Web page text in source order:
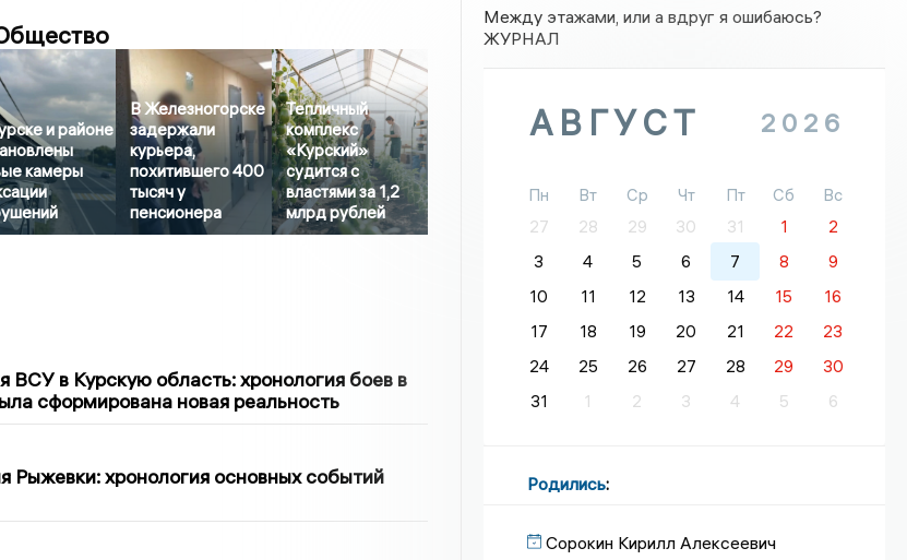
и районе
камеры
В Железногорске
задержали
курьера,
похитившего 400
тысяч у
пенсионера
Тепличный
комплекс
«Курский»
судится с
властями за 1,2
млрд рублей
ВСУ в Курскую область: хронология боев в
сформирована новая реальность
Рыжевки: хронология основных событий
Между этажами, или а вдруг я ошибаюсь?
ЖУРНАЛ
АВГУСТ 2026
Пн Вт Ср Чт Пт Сб
Вс
27
28 29 30 31 1
2
3
4 5 6 7 8
9
10
11 12 13 14 15
16
17
18 19 20 21 22
23
24
25 26 27 28 29
30
31
1 2 3 4 5 6
Родились:
Сорокин Кирилл Алексеевич